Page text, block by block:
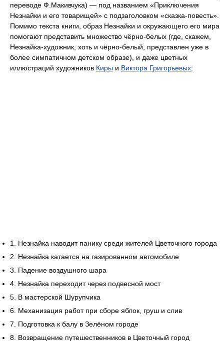
переводе Ф.Макивчука) — под названием «Приключения
Незнайки и его товарищей» с подзаголовком «сказка-повесть».
Помимо текста книги, образ Незнайки и окружающего его мира
помогают представить множество чёрно-белых (где, скажем,
Незнайка-художник, хоть и чёрно-белый, представлен уже в
более симпатичном детском образе), и даже цветных
иллюстраций художников Киры и Виктора Григорьевых:
1. Незнайка наводит панику среди жителей Цветочного города
2. Незнайка катается на газированном автомобиле
3. Падение воздушного шара
4. Незнайка переходит через подвесной мост
5. В мастерской Шурупчика
6. Механизация работ при сборе яблок, груш и слив
7. Подготовка к балу в Зелёном городе
8. Возвращение путешественников в Цветочный город